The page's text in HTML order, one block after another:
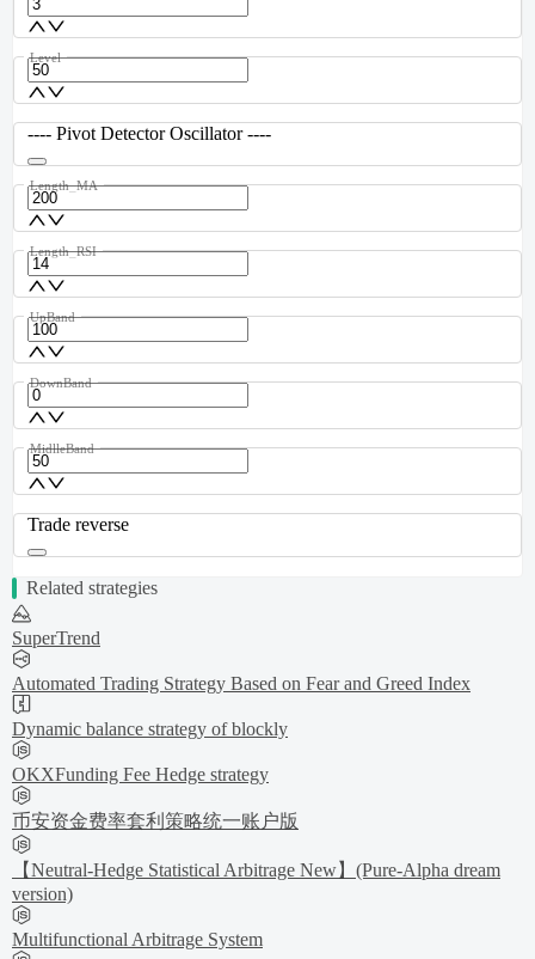
Level
---- Pivot Detector Oscillator ----
Length_MA
Length_RSI
UpBand
DownBand
MidlleBand
Trade reverse
Related strategies
SuperTrend
Automated Trading Strategy Based on Fear and Greed Index
Dynamic balance strategy of blockly
OKXFunding Fee Hedge strategy
币安资金费率套利策略统一账户版
【Neutral-Hedge Statistical Arbitrage New】(Pure-Alpha dream
version)
Multifunctional Arbitrage System